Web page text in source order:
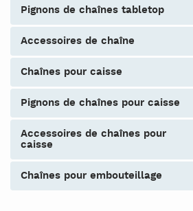
pignons de chaînes tabletop
accessoires de chaîne
chaînes pour caisse
pignons de chaînes pour caisse
accessoires de chaînes pour
caisse
chaînes pour embouteillage